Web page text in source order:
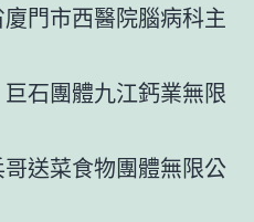
門市西醫院腦病科主
石團體九江鈣業無限
送菜食物團體無限公